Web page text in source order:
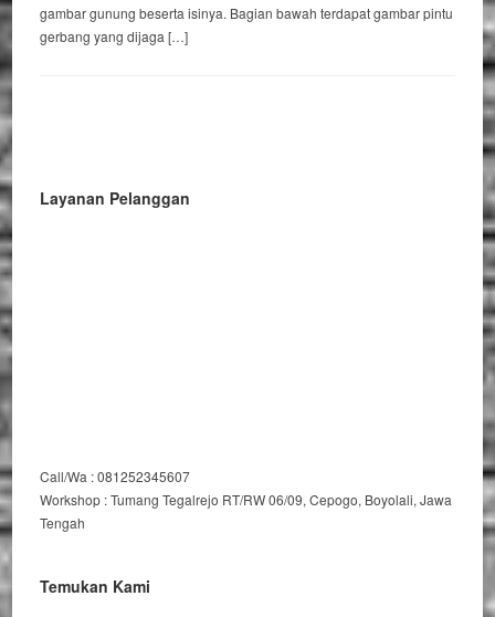
gambar gunung beserta isinya. Bagian bawah terdapat gambar pintu
gerbang yang dijaga […]
Layanan Pelanggan
Call/Wa : 081252345607
Workshop : Tumang Tegalrejo RT/RW 06/09, Cepogo, Boyolali, Jawa
Tengah
Temukan Kami